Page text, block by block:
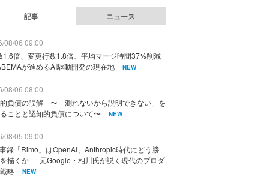
記事 ニュース
08/06 09:00
1.6倍、変更行数1.8倍、平均マージ時間37%削減
が進めるAI駆動開発の現在地
NEW
08/06 08:00
負債の誤解 〜「測れないから説明できない」を
ことと認知的負債について〜
NEW
08/05 09:00
録「Rimo」はOpenAI、Anthropic時代にどう勝
描くか──元Google・相川氏が説く現代のプロダ
略
NEW